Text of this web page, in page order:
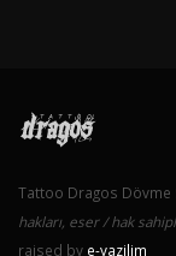
Tattoo Dragos Dövme
hakları, eser / hak
raised by e-yazilim